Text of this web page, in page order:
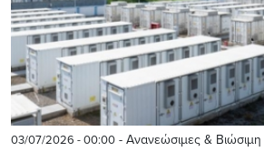
03/07/2026 - 00:00 - Ανανεώσιμες &